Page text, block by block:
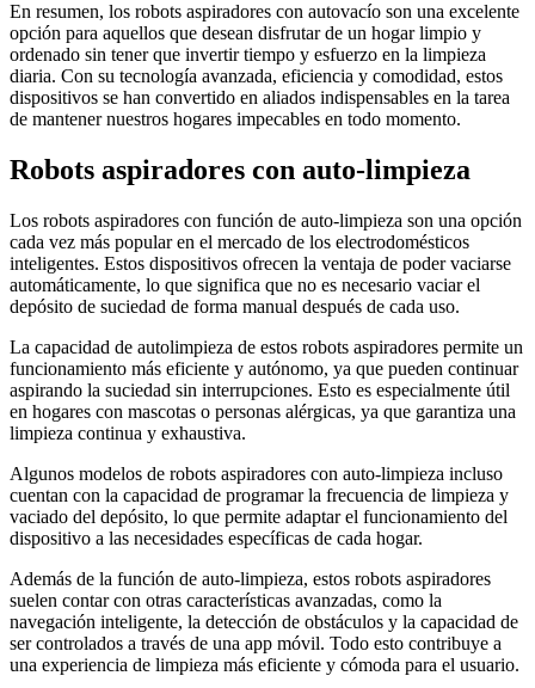
En resumen, los robots aspiradores con autovacío son una excelente
opción para aquellos que desean disfrutar de un hogar limpio y
ordenado sin tener que invertir tiempo y esfuerzo en la limpieza
diaria. Con su tecnología avanzada, eficiencia y comodidad, estos
dispositivos se han convertido en aliados indispensables en la tarea
de mantener nuestros hogares impecables en todo momento.
Robots aspiradores con auto-limpieza
Los robots aspiradores con función de auto-limpieza son una opción
cada vez más popular en el mercado de los electrodomésticos
inteligentes. Estos dispositivos ofrecen la ventaja de poder vaciarse
automáticamente, lo que significa que no es necesario vaciar el
depósito de suciedad de forma manual después de cada uso.
La capacidad de autolimpieza de estos robots aspiradores permite un
funcionamiento más eficiente y autónomo, ya que pueden continuar
aspirando la suciedad sin interrupciones. Esto es especialmente útil
en hogares con mascotas o personas alérgicas, ya que garantiza una
limpieza continua y exhaustiva.
Algunos modelos de robots aspiradores con auto-limpieza incluso
cuentan con la capacidad de programar la frecuencia de limpieza y
vaciado del depósito, lo que permite adaptar el funcionamiento del
dispositivo a las necesidades específicas de cada hogar.
Además de la función de auto-limpieza, estos robots aspiradores
suelen contar con otras características avanzadas, como la
navegación inteligente, la detección de obstáculos y la capacidad de
ser controlados a través de una app móvil. Todo esto contribuye a
una experiencia de limpieza más eficiente y cómoda para el usuario.